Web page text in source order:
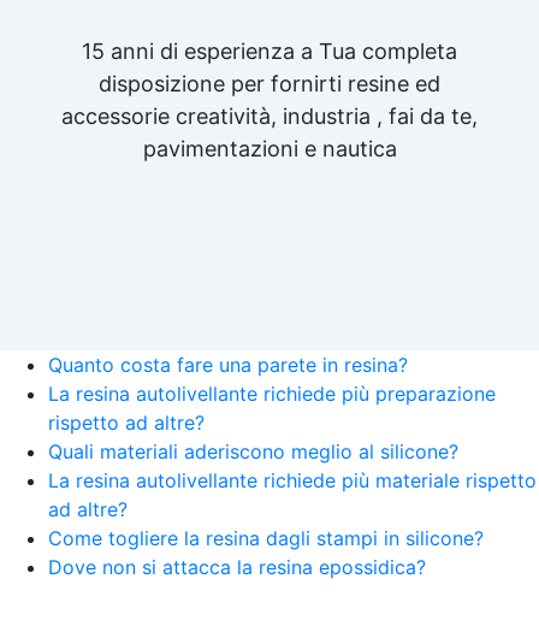
15 anni di esperienza a Tua completa
disposizione per fornirti resine ed
accessorie creatività, industria , fai da te,
pavimentazioni e nautica
Quanto costa fare una parete in resina?
La resina autolivellante richiede più preparazione
rispetto ad altre?
Quali materiali aderiscono meglio al silicone?
La resina autolivellante richiede più materiale rispetto
ad altre?
Come togliere la resina dagli stampi in silicone?
Dove non si attacca la resina epossidica?